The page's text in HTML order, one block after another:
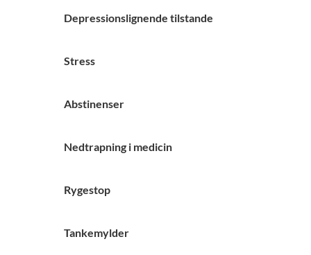
Depressionslignende tilstande
Stress
Abstinenser
Nedtrapning i medicin
Rygestop
Tankemylder